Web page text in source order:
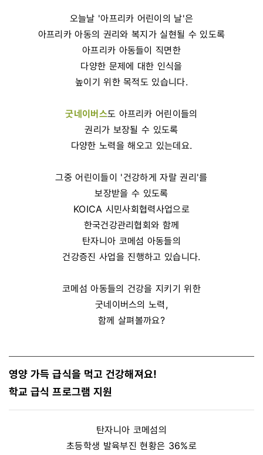
오늘날 '아프리카 어린이의 날'은
아프리카 아동의 권리와 복지가 실현될 수 있도록
아프리카 아동들이 직면한
다양한 문제에 대한 인식을
높이기 위한 목적도 있습니다.
굿네이버스도 아프리카 어린이들의
권리가 보장될 수 있도록
다양한 노력을 해오고 있는데요.
그중 어린이들이 '건강하게 자랄 권리'를
보장받을 수 있도록
KOICA 시민사회협력사업으로
한국건강관리협회와 함께
탄자니아 코메섬 아동들의
건강증진 사업을 진행하고 있습니다.
코메섬 아동들의 건강을 지키기 위한
굿네이버스의 노력,
함께 살펴볼까요?
영양 가득 급식을 먹고 건강해져요!
학교 급식 프로그램 지원
탄자니아 코메섬의
초등학생 발육부진 현황은 36%로